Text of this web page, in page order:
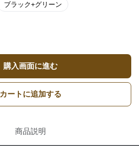
ブラック+グリーン
購入画面に進む
カートに追加する
商品説明